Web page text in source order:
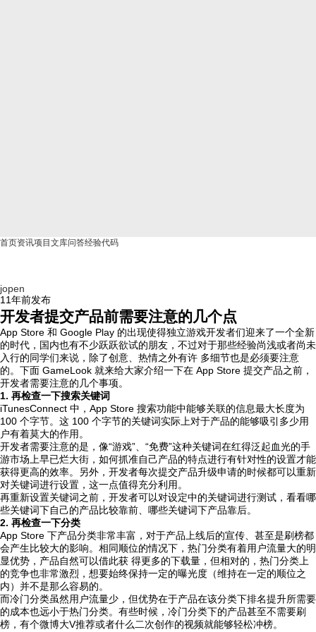
首页资讯项目 文库问答经验代码
jopen
11年前发布
开发者提交产品前需要注意的几个点
App Store 和 Google Play 的出现使得独立游戏开发者们迎来了一个全新
的时代，国内也有不少跃跃欲试的朋友，不过对于那些经验尚浅或者尚未
入行的同学们来说，除了创意、热情之外有许 多细节也是必须要注意
的。下面 GameLook 就来给大家介绍一下在 App Store 提交产品之前，
开发者需要注意的几个事项。
1. 再检查一下搜索关键词
iTunesConnect 中，App Store 搜索功能中能够关联的信息最大长度为
100 个字节。这 100 个字节的关键词实际上对于产品的能够吸引多少用
户有着莫大的作用。
开发者需要注意的是，像“游戏”、“免费”这种关键词在红得泛起血光的手
游市场上早已烂大街，如何抓准自己产品的特点进行有针对性的设置才能
获得更高的效率。另外，开发者每次提交产品升级申请的时候都可以重新
对关键词进行设置，这一点值得充分利用。
再重新设置关键词之前，开发者可以对设定中的关键词进行测试，看看哪
些关键词下自己的产品比较靠前、哪些关键词下产品靠后。
2. 再检查一下分类
App Store 下产品分类非常丰富，对于产品上线后的宣传、甚至是刷榜都
会产生比较大的影响。相同顺位的情况下，热门分类有着用户流量大的明
显优势，产品自然可以借此获 得更多的下载量，但相对的，热门分类上
的竞争也非常激烈，想要始终保持一定的曝光度（维持在一定的顺位之
内）并不是那么容易的。
而冷门分类虽然用户流量少，但优势在于产品在该分类下排名提升所需要
的成本也远小于热门分类。有些时候，冷门分类下的产品甚至不需要刷
榜，有个微博大V推荐或者什么二次创作的视频就能够轻松冲榜。